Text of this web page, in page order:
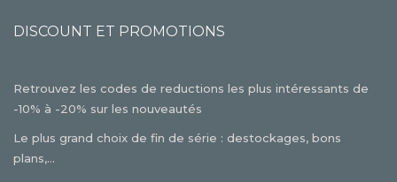
DISCOUNT ET PROMOTIONS
Retrouvez les codes de reductions les plus intéressants de
-10% à -20% sur les nouveautés
Le plus grand choix de fin de série : destockages, bons
plans,...